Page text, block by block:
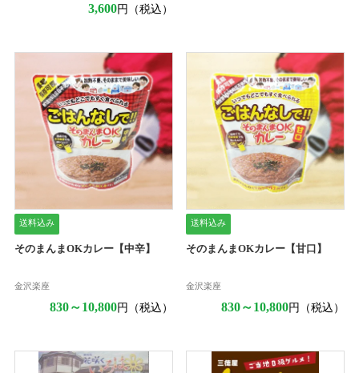
3,600円（税込）
送料込み
そのまんまOKカレー【中辛】
金沢楽座
830～10,800円（税込）
送料込み
そのまんまOKカレー【甘口】
金沢楽座
830～10,800円（税込）